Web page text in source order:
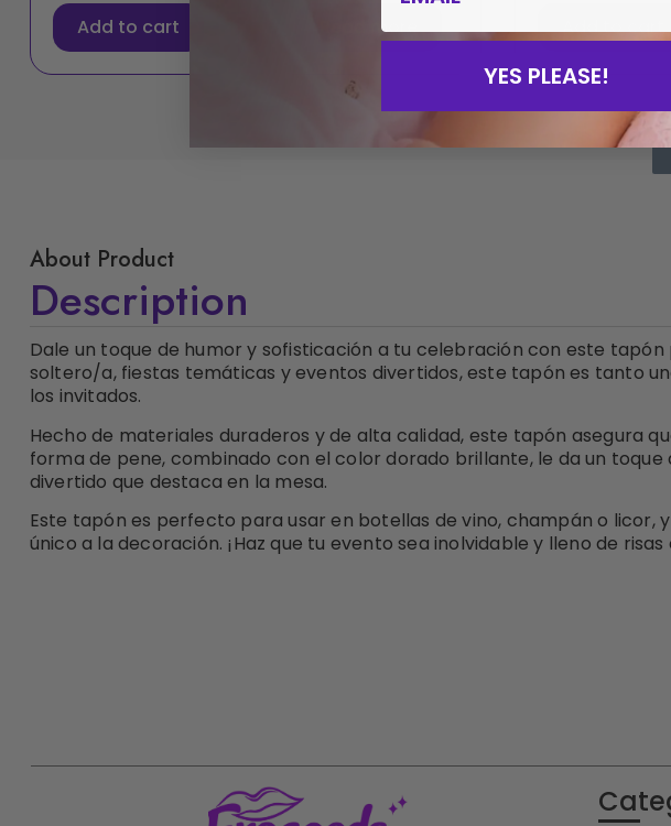
Add to cart Read more Add to cart
About Product
Description
Dale un toque de humor y sofisticación a tu celebración con este
soltero/a, fiestas temáticas y eventos divertidos, este tapón es tanto
los invitados.
Hecho de materiales duraderos y de alta calidad, este tapón asegura
forma de pene, combinado con el color dorado brillante, le da un
divertido que destaca en la mesa.
Este tapón es perfecto para usar en botellas de vino, champán o licor,
único a la decoración. ¡Haz que tu evento sea inolvidable y lleno de
YES PLEASE!